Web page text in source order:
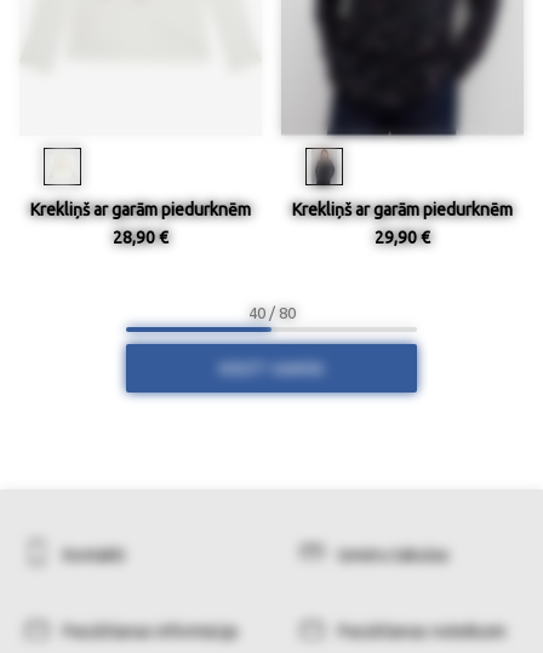
Krekliņš ar garām piedurknēm
28,90 €
Krekliņš ar garām piedurknēm
29,90 €
40 / 80
Kontakti Izmēru tabulas
Pasūtīšanas informācija Pasūtīšanas noteikumi